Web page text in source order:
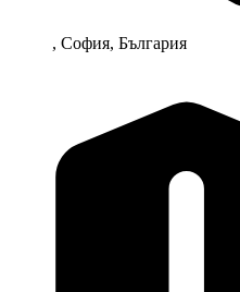
, София, България